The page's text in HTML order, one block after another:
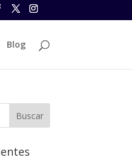
Blog